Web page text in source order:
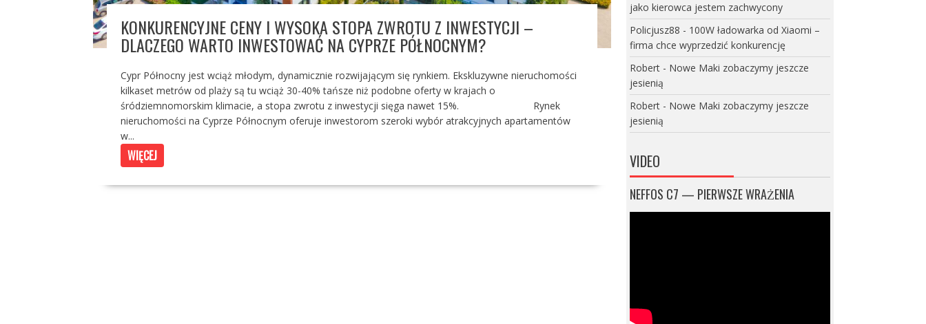
KONKURENCYJNE CENY I WYSOKA STOPA ZWROTU Z INWESTYCJI –
DLACZEGO WARTO INWESTOWAĆ NA CYPRZE PÓŁNOCNYM?
Cypr Północny jest wciąż młodym, dynamicznie rozwijającym się rynkiem. Ekskluzywne nieruchomości
kilkaset metrów od plaży są tu wciąż 30-40% tańsze niż podobne oferty w krajach o
śródziemnomorskim klimacie, a stopa zwrotu z inwestycji sięga nawet 15%. Rynek
nieruchomości na Cyprze Północnym oferuje inwestorom szeroki wybór atrakcyjnych apartamentów
w...
WIĘCEJ
jako kierowca jestem zachwycony
Policjusz88 - 100W ładowarka od Xiaomi –
firma chce wyprzedzić konkurencję
Robert- Nowe Maki zobaczymy jeszcze
jesienią
Robert- Nowe Maki zobaczymy jeszcze
jesienią
VIDEO
NEFFOS C7 — PIERWSZE WRAŻENIA